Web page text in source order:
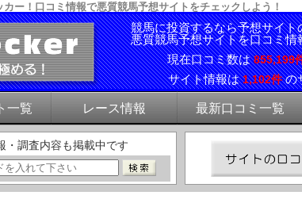
ー！口コミ情報で悪質競馬予想サイトをチェックしよう！
競馬に投資するなら予想サイ
悪質競馬予想サイトを口コミ
現在口コミ数は855,199
サイト情報は1,102件の
一覧 レース情報 最新口コミ一覧
・調査内容も掲載中です